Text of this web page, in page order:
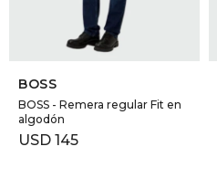
SELECCIONAR TALLE
BOSS
BOSS - Remera regular Fit en
algodón
USD 145